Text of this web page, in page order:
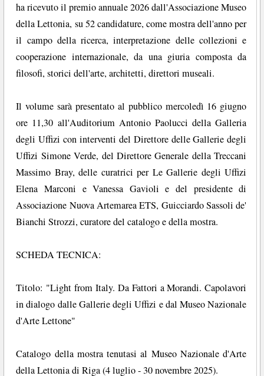
ha ricevuto il premio annuale 2026 dall'Associazione Museo
della Lettonia, su 52 candidature, come mostra dell'anno per
il campo della ricerca, interpretazione delle collezioni e
cooperazione internazionale, da una giuria composta da
filosofi, storici dell'arte, architetti, direttori museali.
Il volume sarà presentato al pubblico mercoledì 16 giugno
ore 11,30 all'Auditorium Antonio Paolucci della Galleria
degli Uffizi con interventi del Direttore delle Gallerie degli
Uffizi Simone Verde, del Direttore Generale della Treccani
Massimo Bray, delle curatrici per Le Gallerie degli Uffizi
Elena Marconi e Vanessa Gavioli e del presidente di
Associazione Nuova Artemarea ETS, Guicciardo Sassoli de'
Bianchi Strozzi, curatore del catalogo e della mostra.
SCHEDA TECNICA:
Titolo: "Light from Italy. Da Fattori a Morandi. Capolavori
in dialogo dalle Gallerie degli Uffizi e dal Museo Nazionale
d'Arte Lettone"
Catalogo della mostra tenutasi al Museo Nazionale d'Arte
della Lettonia di Riga (4 luglio - 30 novembre 2025).